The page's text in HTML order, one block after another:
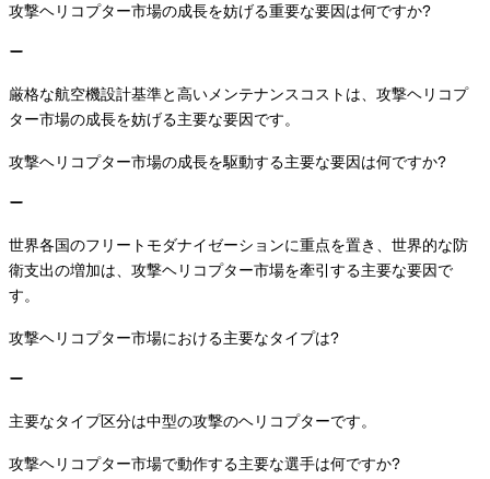
攻撃ヘリコプター市場の成長を妨げる重要な要因は何ですか?
厳格な航空機設計基準と高いメンテナンスコストは、攻撃ヘリコプ
ター市場の成長を妨げる主要な要因です。
攻撃ヘリコプター市場の成長を駆動する主要な要因は何ですか?
世界各国のフリートモダナイゼーションに重点を置き、世界的な防
衛支出の増加は、攻撃ヘリコプター市場を牽引する主要な要因で
す。
攻撃ヘリコプター市場における主要なタイプは?
主要なタイプ区分は中型の攻撃のヘリコプターです。
攻撃ヘリコプター市場で動作する主要な選手は何ですか?